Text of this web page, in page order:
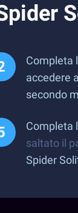
Completa
accedere
secondo
Completa
saltato il
Spider